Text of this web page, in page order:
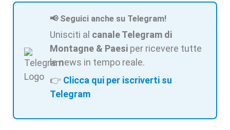
📢 Seguici anche su Telegram!
Unisciti al canale Telegram di
Montagne & Paesi per ricevere tutte
le news in tempo reale.
👉 Clicca qui per iscriverti su
Telegram